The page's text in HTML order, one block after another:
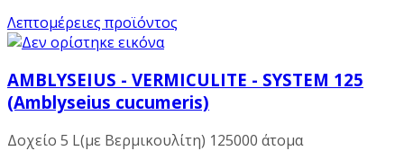
Λεπτομέρειες προϊόντος
AMBLYSEIUS - VERMICULITE - SYSTEM 125
(Amblyseius cucumeris)
Δοχείο 5 L(με Βερμικουλίτη) 125000 άτομα